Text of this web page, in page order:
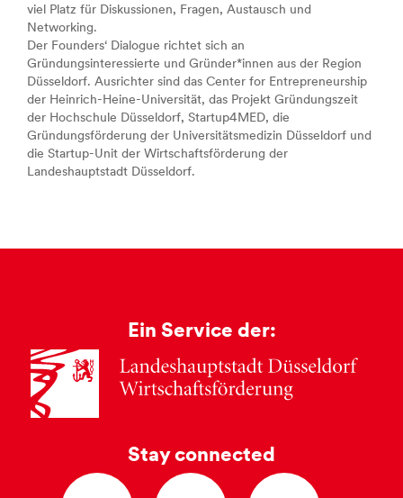
viel Platz für Diskussionen, Fragen, Austausch und
Networking.
Der Founders‘ Dialogue richtet sich an
Gründungsinteressierte und Gründer*innen aus der Region
Düsseldorf. Ausrichter sind das Center for Entrepreneurship
der Heinrich-Heine-Universität, das Projekt Gründungszeit
der Hochschule Düsseldorf, Startup4MED, die
Gründungsförderung der Universitätsmedizin Düsseldorf und
die Startup-Unit der Wirtschaftsförderung der
Landeshauptstadt Düsseldorf.
Ein Service der:
Stay connected